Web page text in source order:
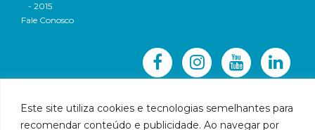
Este site utiliza cookies e tecnologias semelhantes para
recomendar conteúdo e publicidade. Ao navegar por
- 2015
Fale Conosco